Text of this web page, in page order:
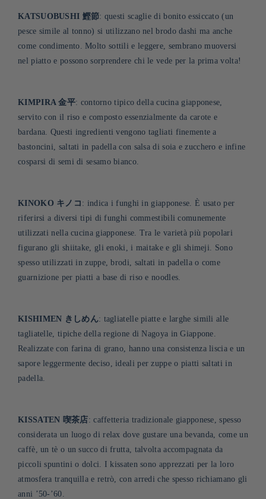
KATSUOBUSHI 鰹節: questi scaglie di bonito essiccato (un
pesce simile al tonno) si utilizzano nel brodo dashi ma anche
come condimento. Molto sottili e leggere, sembrano muoversi
nel piatto e possono sorprendere chi le vede per la prima volta!
KIMPIRA 金平: contorno tipico della cucina giapponese,
servito con il riso e composto essenzialmente da carote e
bardana. Questi ingredienti vengono tagliati finemente a
bastoncini, saltati in padella con salsa di soia e zucchero e infine
cosparsi di semi di sesamo bianco.
KINOKO キノコ : indica i funghi in giapponese. È usato per
riferirsi a diversi tipi di funghi commestibili comunemente
utilizzati nella cucina giapponese. Tra le varietà più popolari
figurano gli shiitake, gli enoki, i maitake e gli shimeji. Sono
spesso utilizzati in zuppe, brodi, saltati in padella o come
guarnizione per piatti a base di riso e noodles.
KISHIMEN きしめん: tagliatelle piatte e larghe simili alle
tagliatelle, tipiche della regione di Nagoya in Giappone.
Realizzate con farina di grano, hanno una consistenza liscia e un
sapore leggermente deciso, ideali per zuppe o piatti saltati in
padella.
KISSATEN 喫茶店: caffetteria tradizionale giapponese, spesso
considerata un luogo di relax dove gustare una bevanda, come un
caffè, un tè o un succo di frutta, talvolta accompagnata da
piccoli spuntini o dolci. I kissaten sono apprezzati per la loro
atmosfera tranquilla e retrò, con arredi che spesso richiamano gli
anni ’50-’60.